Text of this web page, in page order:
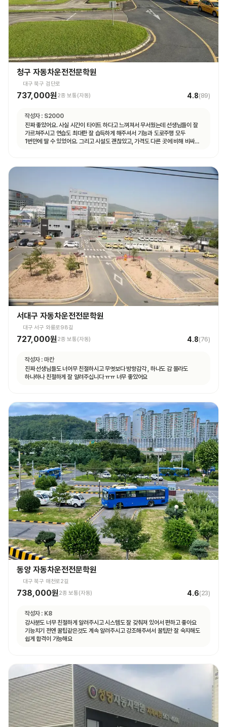
청구 자동차운전전문학원
대구 북구 검단로
737,000원 2종 보통(자동) 4.8(89)
작성자 : S2000
진짜 좋았어요. 사실 시간이 타이트 하다고 느껴져서 무서웠는데 선생님들이 잘
가르쳐주시고 연습도 최대한 잘 습득하게 해주셔서 기능과 도로주행 모두
1번만에 딸 수 있었어요. 그리고 시설도 괜찮았고, 가격도 다른 곳에 비해 비싸지
서대구 자동차운전전문학원
대구 서구 와룡로98길
727,000원2종 보통(자동) 4.8(76)
작성자 : 마칸
진짜 선생님들도 너어무 친절하시고 무엇보다 방향감각 , 하나도 감 몰라도
하나하나 친절하게 잘 알려주십니다 ㅠㅠ 너무 좋았어요
동양 자동차운전전문학원
대구 북구 매천로2길
738,000원 2종 보통(자동) 4.6(23)
작성자 : K8
강사분도 너무 친절하게 알려주시고 시스템도 잘 갖춰져 있어서 편하고 좋아요
기능치기 전엔 꿀팁같은것도 계속 알려주시고 강조해주셔서 꿀팁만 잘 숙지해도
쉽게 합격이 가능해요